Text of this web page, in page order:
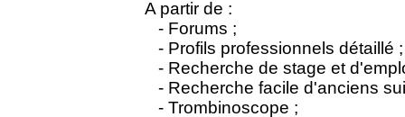
A partir de :
- Forums ;
- Profils professionnels détaillé ;
- Recherche de stage et
- Recherche facile d'anciens
- Trombinoscope ;